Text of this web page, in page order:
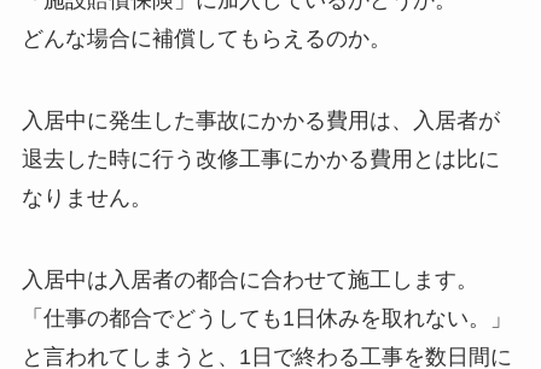
どんな場合に補償してもらえるのか。
入居中に発生した事故にかかる費用は、入居者が
退去した時に行う改修工事にかかる費用とは比に
なりません。
入居中は入居者の都合に合わせて施工します。
「仕事の都合でどうしても1日休みを取れない。」
と言われてしまうと、1日で終わる工事を数日間に